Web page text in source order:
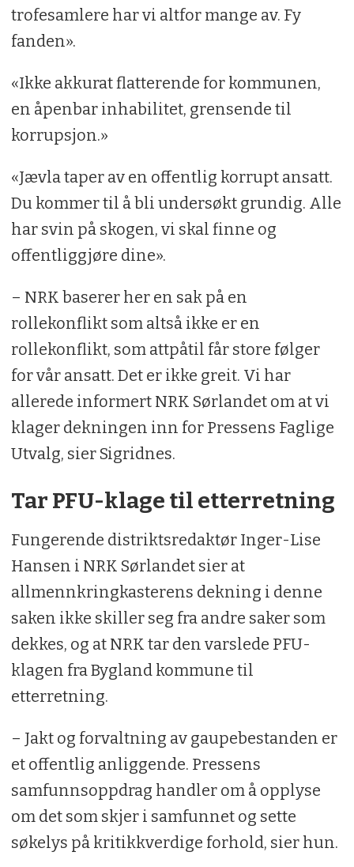
trofesamlere har vi altfor mange av. Fy
fanden».
«Ikke akkurat flatterende for kommunen,
en åpenbar inhabilitet, grensende til
korrupsjon.»
«Jævla taper av en offentlig korrupt ansatt.
Du kommer til å bli undersøkt grundig. Alle
har svin på skogen, vi skal finne og
offentliggjøre dine».
– NRK baserer her en sak på en
rollekonflikt som altså ikke er en
rollekonflikt, som attpåtil får store følger
for vår ansatt. Det er ikke greit. Vi har
allerede informert NRK Sørlandet om at vi
klager dekningen inn for Pressens Faglige
Utvalg, sier Sigridnes.
Tar PFU-klage til etterretning
Fungerende distriktsredaktør Inger-Lise
Hansen i NRK Sørlandet sier at
allmennkringkasterens dekning i denne
saken ikke skiller seg fra andre saker som
dekkes, og at NRK tar den varslede PFU-
klagen fra Bygland kommune til
etterretning.
– Jakt og forvaltning av gaupebestanden er
et offentlig anliggende. Pressens
samfunnsoppdrag handler om å opplyse
om det som skjer i samfunnet og sette
søkelys på kritikkverdige forhold, sier hun.